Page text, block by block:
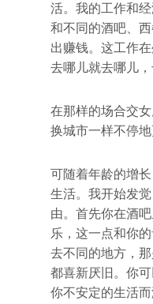
活。我的工作和
和不同的酒吧、
出赚钱。这工作
去哪儿就去哪儿
在那样的场合交
换城市一样不停地
可随着年龄的增
生活。我开始发
由。首先你在酒
乐，这一点和你
去不同的地方，
都喜新厌旧。你
你不安定的生活